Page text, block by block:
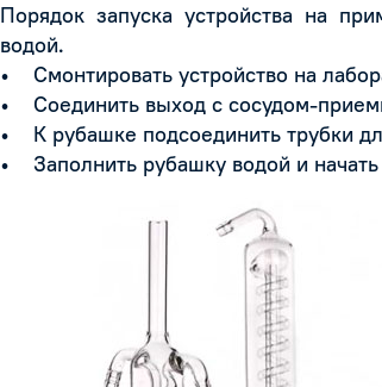
Порядок запуска устройства на
водой.
• Смонтировать устройство на
• Соединить выход с сосудом-
• К рубашке подсоединить трубки
• Заполнить рубашку водой и начать